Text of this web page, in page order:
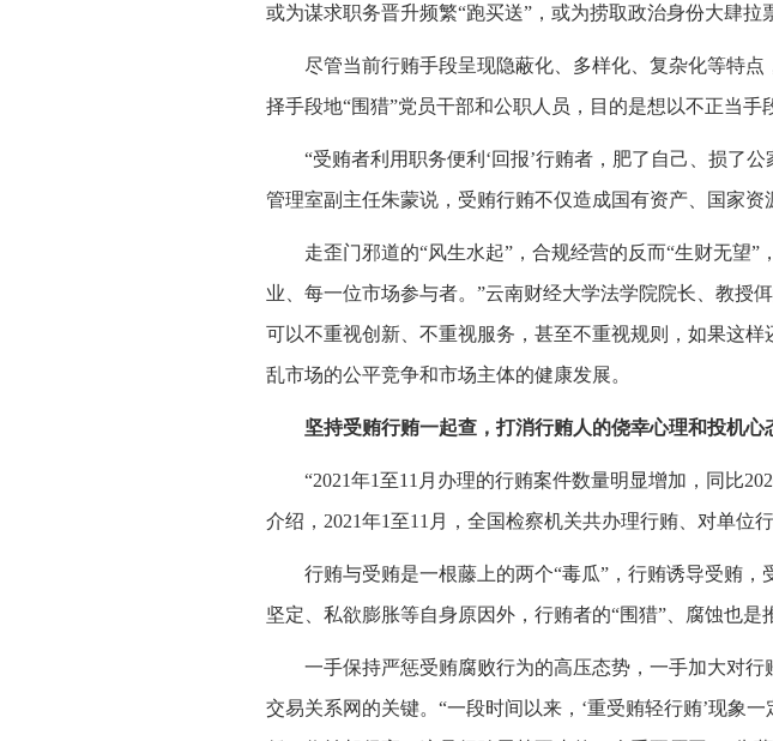
或为谋求职务晋升频繁“跑买送”，或为捞取政治身份大肆拉
尽管当前行贿手段呈现隐蔽化、多样化、复杂化等特
择手段地“围猎”党员干部和公职人员，目的是想以不正当手
“受贿者利用职务便利‘回报’行贿者，肥了自己、损了
管理室副主任朱蒙说，受贿行贿不仅造成国有资产、国家
走歪门邪道的“风生水起”，合规经营的反而“生财无望
业、每一位市场参与者。”云南财经大学法学院院长、教授
可以不重视创新、不重视服务，甚至不重视规则，如果这
乱市场的公平竞争和市场主体的健康发展。
坚持受贿行贿一起查，打消行贿人的侥幸心理和投机
“2021年1至11月办理的行贿案件数量明显增加，同比
介绍，2021年1至11月，全国检察机关共办理行贿、对单位
行贿与受贿是一根藤上的两个“毒瓜”，行贿诱导受贿
坚定、私欲膨胀等自身原因外，行贿者的“围猎”、腐蚀也是
一手保持严惩受贿腐败行为的高压态势，一手加大对
交易关系网的关键。“一段时间以来，‘重受贿轻行贿’现象